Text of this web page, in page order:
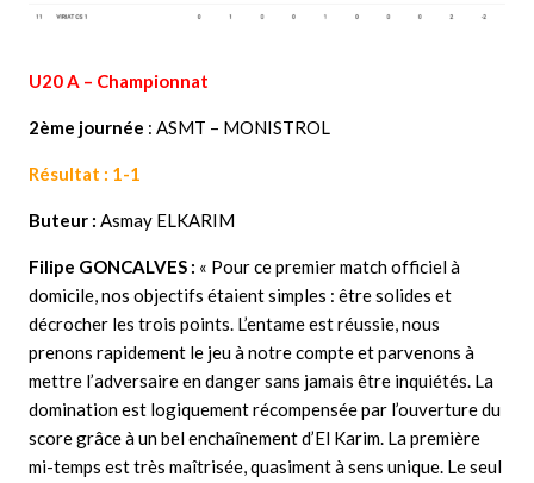
U20 A – Championnat
2ème journée : ASMT – MONISTROL
Résultat : 1-1
Buteur : Asmay ELKARIM
Filipe GONCALVES : « Pour ce premier match officiel à
domicile, nos objectifs étaient simples : être solides et
décrocher les trois points. L’entame est réussie, nous
prenons rapidement le jeu à notre compte et parvenons à
mettre l’adversaire en danger sans jamais être inquiétés. La
domination est logiquement récompensée par l’ouverture du
score grâce à un bel enchaînement d’El Karim. La première
mi-temps est très maîtrisée, quasiment à sens unique. Le seul